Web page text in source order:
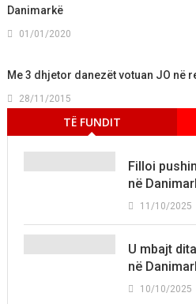
Danimarkë
01/01/2020
Me 3 dhjetor danezët votuan JO në
28/11/2015
TË FUNDIT
Filloi
në
11/10/2025
U mbajt
në
10/10/2025